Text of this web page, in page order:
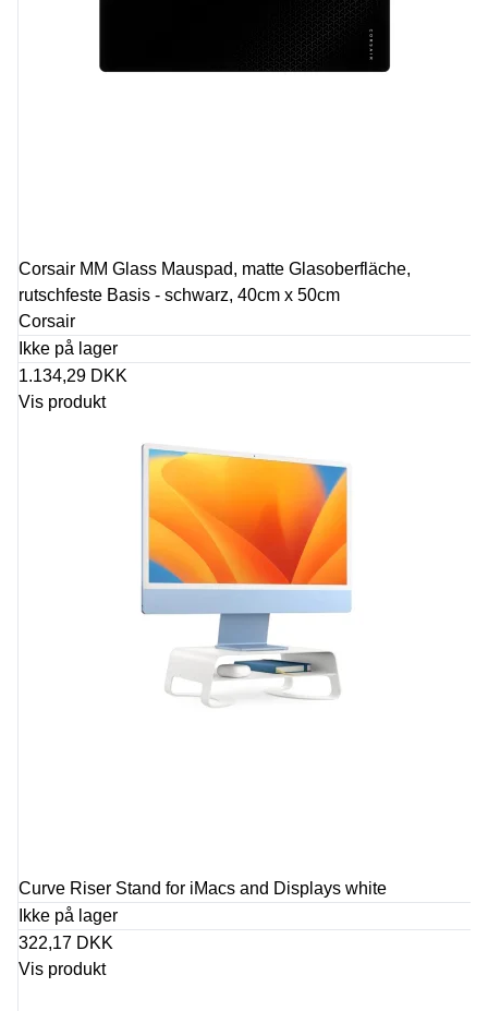
Corsair MM Glass Mauspad, matte Glasoberfläche,
rutschfeste Basis - schwarz, 40cm x 50cm
Corsair
Ikke på lager
1.134,29 DKK
Vis produkt
Curve Riser Stand for iMacs and Displays white
Ikke på lager
322,17 DKK
Vis produkt